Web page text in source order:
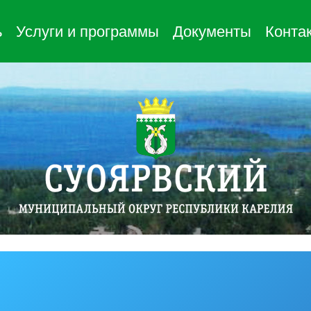
Услуги и программы Документы